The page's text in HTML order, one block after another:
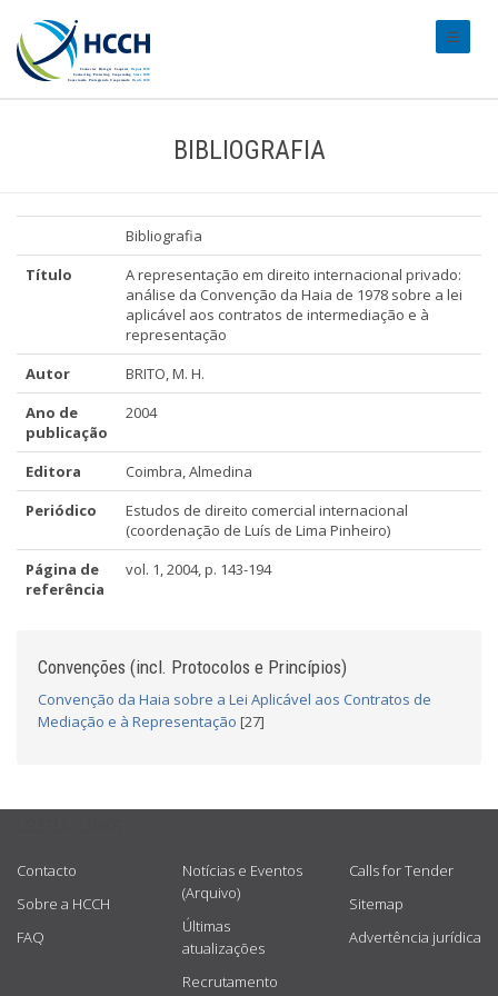
BIBLIOGRAFIA
Bibliografia
Título
A representação em direito internacional privado:
análise da Convenção da Haia de 1978 sobre a lei
aplicável aos contratos de intermediação e à
representação
Autor
BRITO, M. H.
Ano de
publicação
2004
Editora
Coimbra, Almedina
Periódico
Estudos de direito comercial internacional
(coordenação de Luís de Lima Pinheiro)
Página de
referência
vol. 1, 2004, p. 143-194
Convenções (incl. Protocolos e Princípios)
Convenção da Haia sobre a Lei Aplicável aos Contratos de
Mediação e à Representação [27]
Contacto
Sobre a HCCH
FAQ
Notícias e Eventos
(Arquivo)
Últimas
atualizações
Recrutamento
Calls for Tender
Sitemap
Advertência jurídica